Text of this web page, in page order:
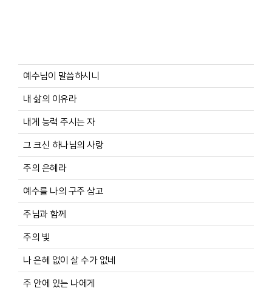
예수님이 말씀하시니
내 삶의 이유라
내게 능력 주시는 자
그 크신 하나님의 사랑
주의 은혜라
예수를 나의 구주 삼고
주님과 함께
주의 빛
나 은혜 없이 살 수가 없네
주 안에 있는 나에게